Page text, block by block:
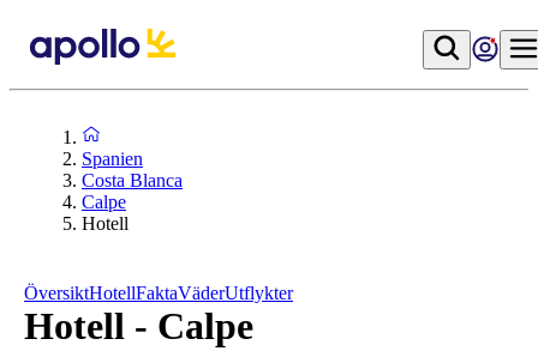
Spanien
Costa Blanca
Calpe
Hotell
ÖversiktHotellFaktaVäderUtflykter
Hotell - Calpe